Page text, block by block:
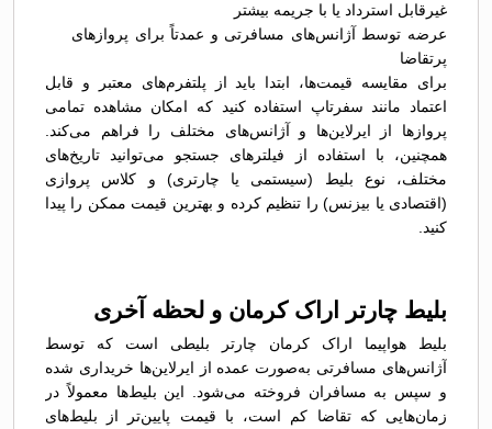
غیرقابل استرداد یا با جریمه بیشتر
عرضه توسط آژانس‌های مسافرتی و عمدتاً برای پروازهای
پرتقاضا
برای مقایسه قیمت‌ها، ابتدا باید از پلتفرم‌های معتبر و قابل
اعتماد مانند سفرتاپ استفاده کنید که امکان مشاهده تمامی
پروازها از ایرلاین‌ها و آژانس‌های مختلف را فراهم می‌کند.
همچنین، با استفاده از فیلترهای جستجو می‌توانید تاریخ‌های
مختلف، نوع بلیط (سیستمی یا چارتری) و کلاس پروازی
(اقتصادی یا بیزنس) را تنظیم کرده و بهترین قیمت ممکن را پیدا
کنید.
بلیط چارتر اراک کرمان و لحظه آخری
بلیط هواپیما اراک کرمان چارتر بلیطی است که توسط
آژانس‌های مسافرتی به‌صورت عمده از ایرلاین‌ها خریداری شده
و سپس به مسافران فروخته می‌شود. این بلیط‌ها معمولاً در
زمان‌هایی که تقاضا کم است، با قیمت پایین‌تر از بلیط‌های